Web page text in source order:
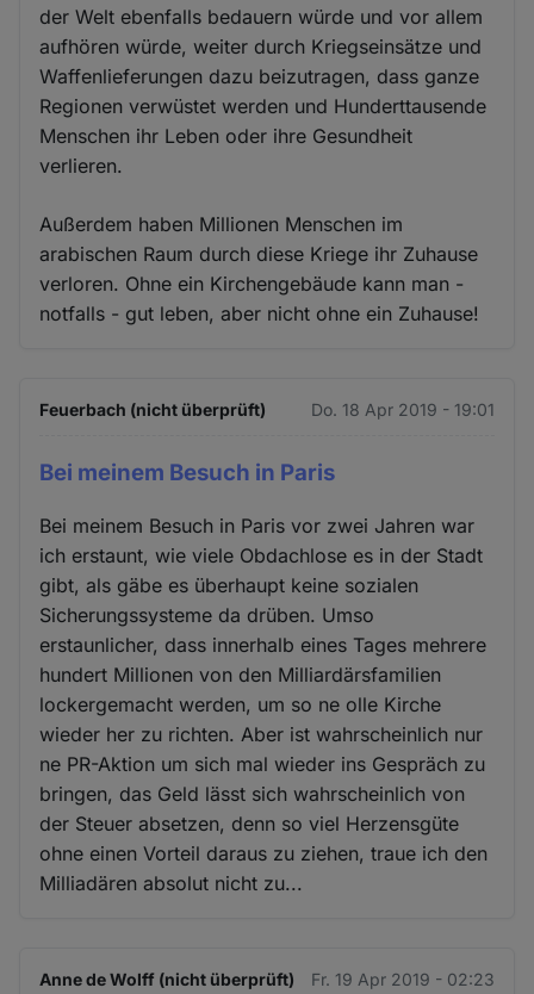
der Welt ebenfalls bedauern würde und vor allem
aufhören würde, weiter durch Kriegseinsätze und
Waffenlieferungen dazu beizutragen, dass ganze
Regionen verwüstet werden und Hunderttausende
Menschen ihr Leben oder ihre Gesundheit
verlieren.
Außerdem haben Millionen Menschen im
arabischen Raum durch diese Kriege ihr Zuhause
verloren. Ohne ein Kirchengebäude kann man -
notfalls - gut leben, aber nicht ohne ein Zuhause!
Feuerbach (nicht überprüft) Do. 18 Apr 2019 - 19:01
Bei meinem Besuch in Paris
Bei meinem Besuch in Paris vor zwei Jahren war
ich erstaunt, wie viele Obdachlose es in der Stadt
gibt, als gäbe es überhaupt keine sozialen
Sicherungssysteme da drüben. Umso
erstaunlicher, dass innerhalb eines Tages mehrere
hundert Millionen von den Milliardärsfamilien
lockergemacht werden, um so ne olle Kirche
wieder her zu richten. Aber ist wahrscheinlich nur
ne PR-Aktion um sich mal wieder ins Gespräch zu
bringen, das Geld lässt sich wahrscheinlich von
der Steuer absetzen, denn so viel Herzensgüte
ohne einen Vorteil daraus zu ziehen, traue ich den
Milliadären absolut nicht zu...
Anne de Wolff (nicht überprüft) Fr. 19 Apr 2019 - 02:23